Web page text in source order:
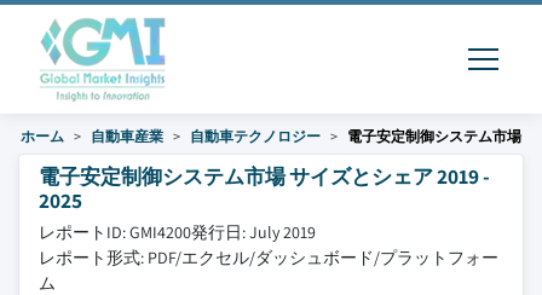
ホーム 自動車産業 自動車テクノロジー 電子安定制御システム市場
電子安定制御システム市場 サイズとシェア 2019 -
2025
レポートID: GMI4200発行日: July 2019
レポート形式: PDF/エクセル/ダッシュボード/プラットフォー
ム